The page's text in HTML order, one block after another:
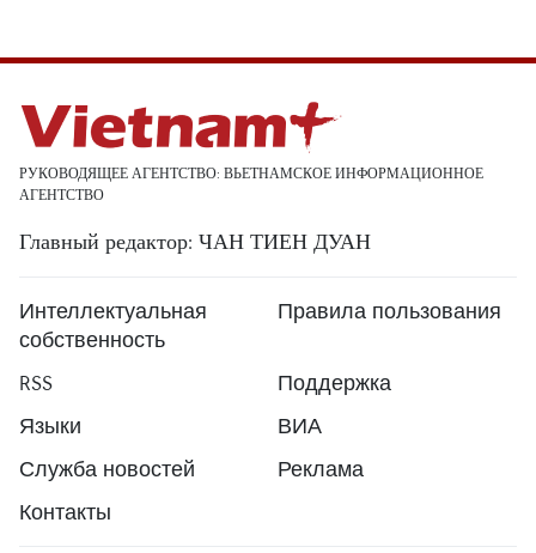
РУКОВОДЯЩЕЕ АГЕНТСТВО: ВЬЕТНАМСКОЕ ИНФОРМАЦИОННОЕ
АГЕНТСТВО
Главный редактор: ЧАН ТИЕН ДУАН
Интеллектуальная
собственность
Правила пользования
RSS
Поддержка
Языки
ВИА
Служба новостей
Реклама
Контакты